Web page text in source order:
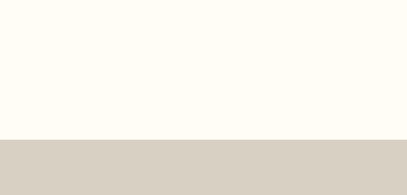
¿Cómo pueden los padres